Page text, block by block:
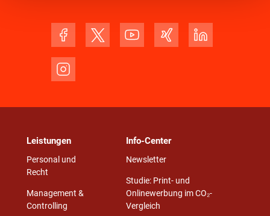
Leistungen
Personal und
Recht
Management &
Controlling
Info-Center
Newsletter
Studie: Print- und
Onlinewerbung im CO₂-
Vergleich